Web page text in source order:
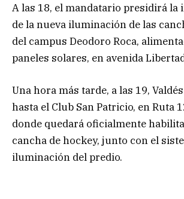
A las 18, el mandatario presidirá la
de la nueva iluminación de las
del campus Deodoro Roca,
paneles solares, en avenida
Una hora más tarde, a las 19,
hasta el Club San Patricio, en Ruta
donde quedará oficialmente
cancha de hockey, junto con el
iluminación del predio.